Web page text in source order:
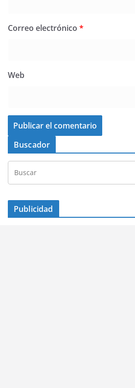
Correo electrónico *
Web
Buscador
Publicidad